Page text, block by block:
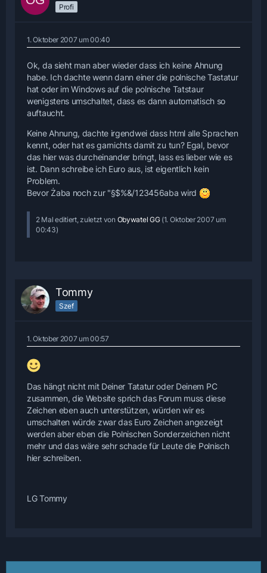
Profi
1. Oktober 2007 um 00:40
Ok, da sieht man aber wieder dass ich keine Ahnung
habe. Ich dachte wenn dann einer die polnische Tastatur
hat oder im Windows auf die polnische Tatstaur
wenigstens umschaltet, dass es dann automatisch so
auftaucht.
Keine Ahnung, dachte irgendwei dass html alle Sprachen
kennt, oder hat es garnichts damit zu tun? Egal, bevor
das hier was durcheinander bringt, lass es lieber wie es
ist. Dann schreibe ich Euro aus, ist eigentlich kein
Problem.
Bevor Żaba noch zur "§$%&/123456aba wird
2 Mal editiert, zuletzt von Obywatel GG(1. Oktober 2007 um
00:43)
Tommy
Szef
1. Oktober 2007 um 00:57
Das hängt nicht mit Deiner Tatatur oder Deinem PC
zusammen, die Website sprich das Forum muss diese
Zeichen eben auch unterstützen, würden wir es
umschalten würde zwar das Euro Zeichen angezeigt
werden aber eben die Polnischen Sonderzeichen nicht
mehr und das wäre sehr schade für Leute die Polnisch
hier schreiben.
LG Tommy